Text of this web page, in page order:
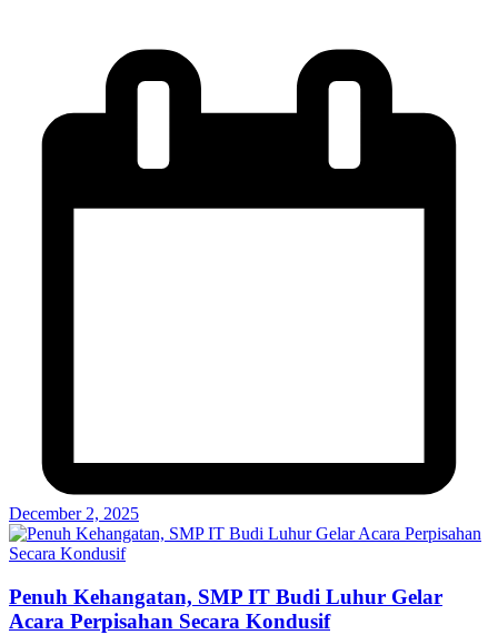
December 2, 2025
Penuh Kehangatan, SMP IT Budi Luhur Gelar
Acara Perpisahan Secara Kondusif